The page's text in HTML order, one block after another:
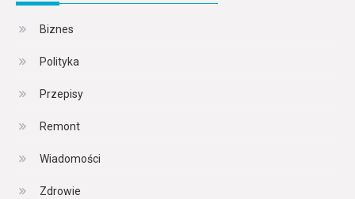
Biznes
Polityka
Przepisy
Remont
Wiadomości
Zdrowie